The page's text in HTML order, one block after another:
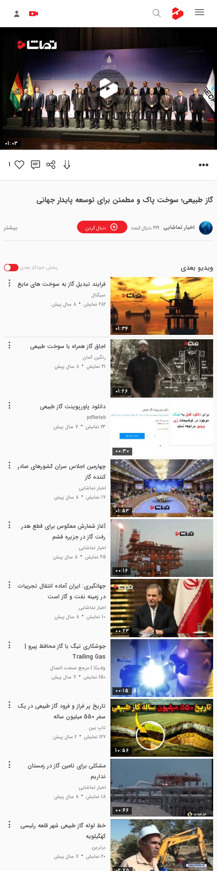
پخش
01:03
1
گاز طبیعی؛ سوخت پاک و مطمئن برای توسعه پایدار جهانی
اخبار تماشایی دنبال کردن 319 دنبال کننده
ویدیو بعدی پخش خودکار بعدی
01:34
فرایند تبدیل گاز به سوخت های مایع
سیگنال
282 نمایش
8 سال پیش
01:26
اجاق گاز همراه با سوخت طبیعی
رنگین کمان
41 نمایش
8 سال پیش
00:30
دانلود پاورپوینت گاز طبیعی
pdfketab
23 نمایش
7 سال پیش
01:53
چهارمین اجلاس سران کشورهای صادر
کننده گاز
اخبار تماشایی
17 نمایش
8 سال پیش
00:16
آغاز شمارش معکوس برای قطع هدر
رفت گاز در جزیره قشم
اخبار تماشایی
45 نمایش
8 سال پیش
00:23
جهانگیری: ایران آماده انتقال تجربیات
در زمینه نفت و گاز است
اخبار تماشایی
10 نمایش
8 سال پیش
00:15
جوشکاری تیگ با گاز محافظ پیرو |
Trailing Gas
ولدیکا | مرجع صنعت اتصال
150 نمایش
7 سال پیش
10:56
تاریخ پر فراز و فرود گاز طبیعی در یک
سفر 550 میلیون ساله
تاپ بین
127 نمایش
2 سال پیش
00:46
مشکلی برای تامین گاز در ‌زمستان
نداریم
اخبار تماشایی
18 نمایش
8 سال پیش
خط لوله گاز طبیعی شهر قلعه رئیسی
کهگیلویه
برترین
20 نمایش
7 سال پیش